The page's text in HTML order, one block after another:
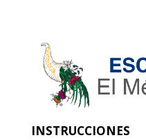
INSTRUCCIONES